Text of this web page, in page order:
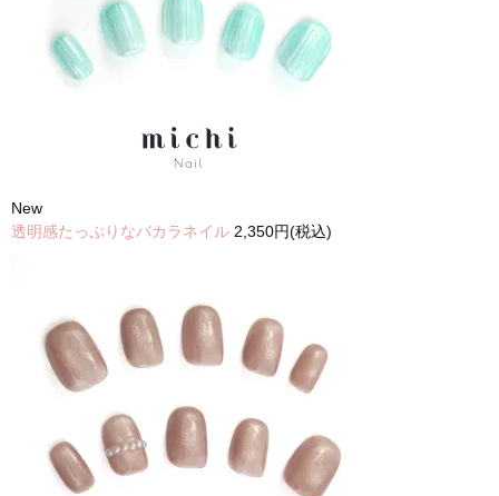
New
透明感たっぷりなバカラネイル 2,350円(税込)